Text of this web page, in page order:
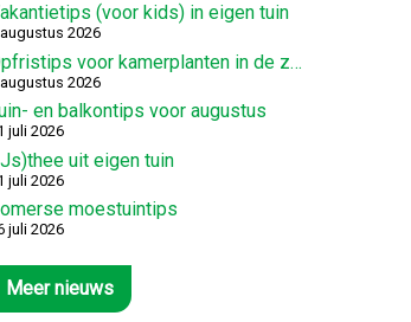
(voor kids) in eigen tuin
2026
Opfristips voor kamerplanten in de zomer
2026
en balkontips voor augustus
juli 2026
uit eigen tuin
juli 2026
moestuintips
juli 2026
Meer nieuws